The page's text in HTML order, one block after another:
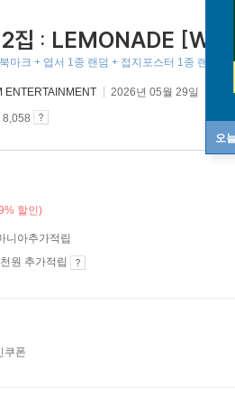
오
: LEMONADE [WDA
마크 + 엽서 1종 랜덤 + 접지포스터 1종 랜덤 +
ENTERTAINMENT 2026년 05월 29일
8,058
할인)
니아추가적립
원 추가적립
쿠폰